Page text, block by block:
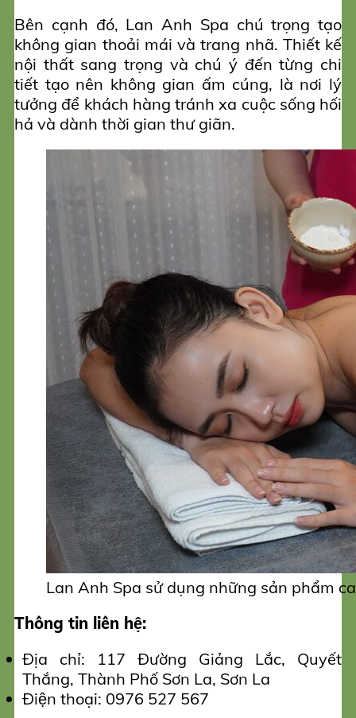
Bên cạnh đó, Lan Anh Spa chú trọng tạo
không gian thoải mái và trang nhã. Thiết kế
nội thất sang trọng và chú ý đến từng chi
tiết tạo nên không gian ấm cúng, là nơi lý
tưởng để khách hàng tránh xa cuộc sống hối
hả và dành thời gian thư giãn.
Lan Anh Spa sử dụng những sản phẩm
Thông tin liên hệ:
Địa chỉ: 117 Đường Giảng Lắc, Quyết
Thắng, Thành Phố Sơn La, Sơn La
Điện thoại: 0976 527 567